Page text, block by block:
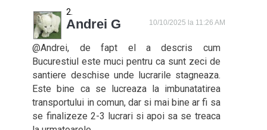
Andrei G 10/10/2025 la 11:26 AM
@Andrei, de fapt el a descris cum
Bucurestiul este muci pentru ca sunt zeci de
santiere deschise unde lucrarile stagneaza.
Este bine ca se lucreaza la imbunatatirea
transportului in comun, dar si mai bine ar fi sa
se finalizeze 2-3 lucrari si apoi sa se treaca